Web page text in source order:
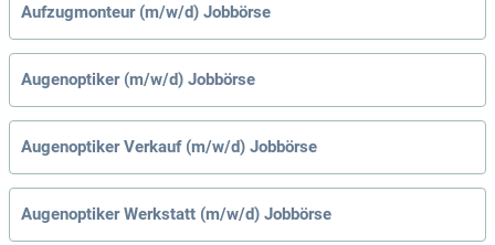
Aufzugmonteur (m/w/d) Jobbörse
Augenoptiker (m/w/d) Jobbörse
Augenoptiker Verkauf (m/w/d) Jobbörse
Augenoptiker Werkstatt (m/w/d) Jobbörse